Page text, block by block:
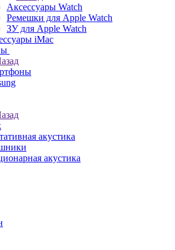
Аксессуары Watch
Ремешки для Apple Watch
ЗУ для Apple Watch
iMac
акустика
акустика